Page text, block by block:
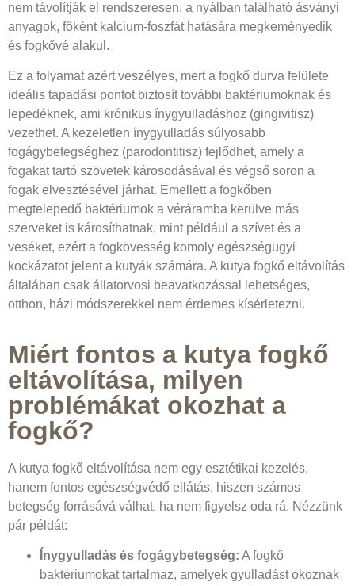
nem távolítják el rendszeresen, a nyálban található ásványi
anyagok, főként kalcium-foszfát hatására megkeményedik
és fogkővé alakul.
Ez a folyamat azért veszélyes, mert a fogkő durva felülete
ideális tapadási pontot biztosít további baktériumoknak és
lepedéknek, ami krónikus ínygyulladáshoz (gingivitisz)
vezethet. A kezeletlen ínygyulladás súlyosabb
fogágybetegséghez (parodontitisz) fejlődhet, amely a
fogakat tartó szövetek károsodásával és végső soron a
fogak elvesztésével járhat. Emellett a fogkőben
megtelepedő baktériumok a véráramba kerülve más
szerveket is károsíthatnak, mint például a szívet és a
veséket, ezért a fogkövesség komoly egészségügyi
kockázatot jelent a kutyák számára. A kutya fogkő eltávolítás
általában csak állatorvosi beavatkozással lehetséges,
otthon, házi módszerekkel nem érdemes kísérletezni.
Miért fontos a kutya fogkő
eltávolítása, milyen
problémákat okozhat a
fogkő?
A kutya fogkő eltávolítása nem egy esztétikai kezelés,
hanem fontos egészségvédő ellátás, hiszen számos
betegség forrásává válhat, ha nem figyelsz oda rá. Nézzünk
pár példát:
Ínygyulladás és fogágybetegség: A fogkő
baktériumokat tartalmaz, amelyek gyulladást okoznak